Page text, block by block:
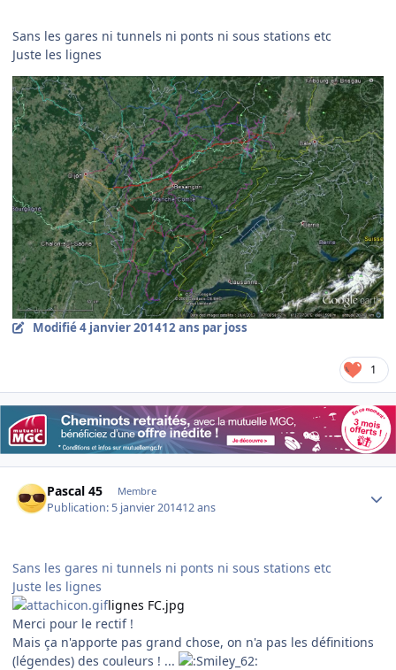
Sans les gares ni tunnels ni ponts ni sous stations etc
Juste les lignes
Modifié4 janvier 201412 ans par joss
1
Pascal 45 Membre
Publication: 5 janvier 201412 ans
Sans les gares ni tunnels ni ponts ni sous stations etc
Juste les lignes
lignes FC.jpg
Merci pour le rectif !
Mais ça n'apporte pas grand chose, on n'a pas les définitions
(légendes) des couleurs ! ...